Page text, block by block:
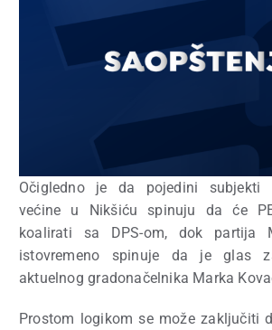
Očigledno je da pojedini subjekti
većine u Nikšiću spinuju da će
koalirati sa DPS-om, dok partija
istovremeno spinuje da je glas
aktuelnog gradonačelnika Marka
Prostom logikom se može zaključiti